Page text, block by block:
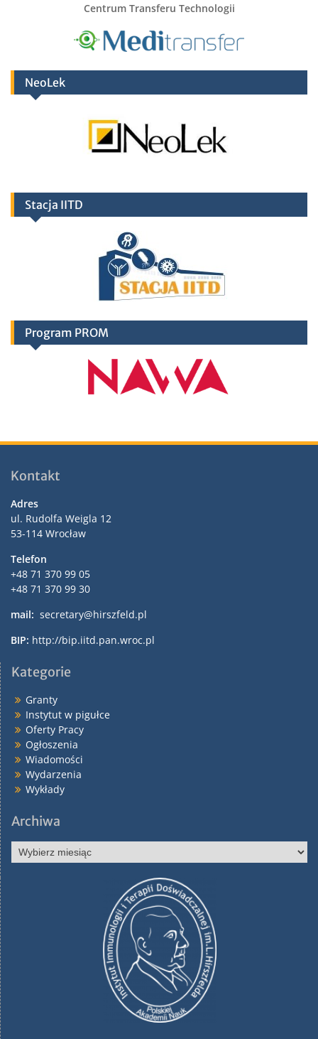
Centrum Transferu Technologii
NeoLek
Stacja IITD
Program PROM
Kontakt
Adres
ul. Rudolfa Weigla 12
53-114 Wrocław
Telefon
+48 71 370 99 05
+48 71 370 99 30
mail: secretary@hirszfeld.pl
BIP: http://bip.iitd.pan.wroc.pl
Kategorie
Granty
Instytut w pigułce
Oferty Pracy
Ogłoszenia
Wiadomości
Wydarzenia
Wykłady
Archiwa
Archiwa